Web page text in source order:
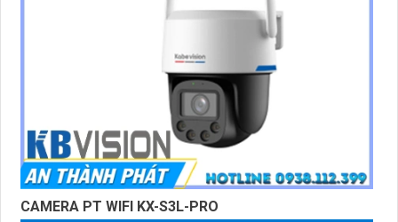
CAMERA PT WIFI KX-S3L-PRO